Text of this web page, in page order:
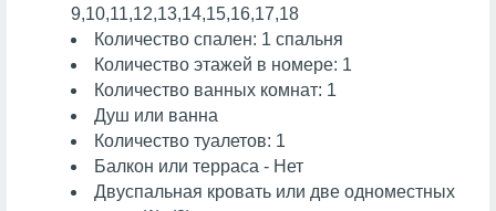
9,10,11,12,13,14,15,16,17,18
Количество спален: 1 спальня
Количество этажей в номере: 1
Количество ванных комнат: 1
Душ или ванна
Количество туалетов: 1
Балкон или терраса - Нет
Двуспальная кровать или две одноместных